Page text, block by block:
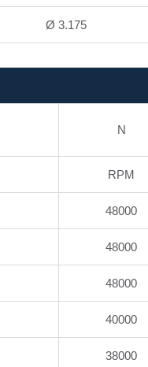
Ø 3.175
N
RPM
48000
48000
48000
40000
38000